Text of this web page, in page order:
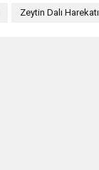
Zeytin Dalı Harekatı